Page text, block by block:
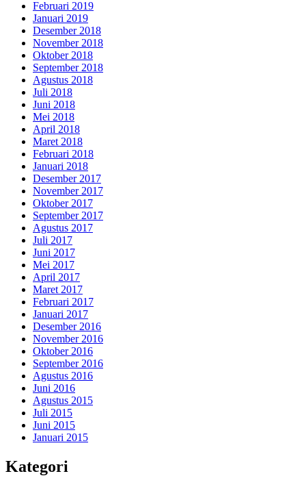
Februari 2019
Januari 2019
Desember 2018
November 2018
Oktober 2018
September 2018
Agustus 2018
Juli 2018
Juni 2018
Mei 2018
April 2018
Maret 2018
Februari 2018
Januari 2018
Desember 2017
November 2017
Oktober 2017
September 2017
Agustus 2017
Juli 2017
Juni 2017
Mei 2017
April 2017
Maret 2017
Februari 2017
Januari 2017
Desember 2016
November 2016
Oktober 2016
September 2016
Agustus 2016
Juni 2016
Agustus 2015
Juli 2015
Juni 2015
Januari 2015
Kategori